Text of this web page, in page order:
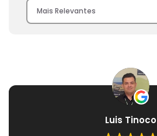
Luis Tinoco